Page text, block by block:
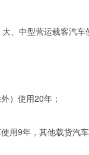
、中型营运载客汽车
）使用20年；
用9年，其他载货汽